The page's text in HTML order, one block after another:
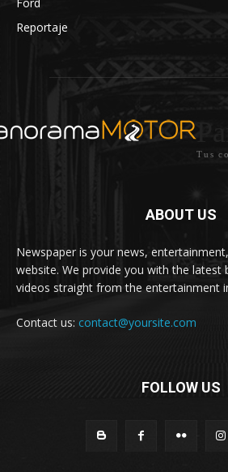
Reportaje
Tus
ABOUT US
Newspaper is your news,
website. We provide you with the latest
videos straight from the entertainment
Contact us: contact@yoursite.com
FOLLOW US